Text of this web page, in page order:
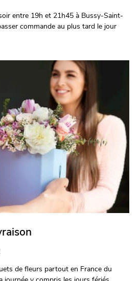
entre 19h et 21h45 à Bussy-Saint-
commande au plus tard le jour
de fleurs partout en France du